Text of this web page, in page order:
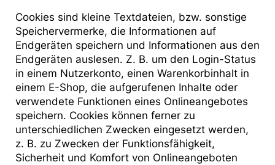
Cookies sind kleine Textdateien, bzw. sonstige
Speichervermerke, die Informationen auf
Endgeräten speichern und Informationen aus den
Endgeräten auslesen. Z. B. um den Login-Status
in einem Nutzerkonto, einen Warenkorbinhalt in
einem E-Shop, die aufgerufenen Inhalte oder
verwendete Funktionen eines Onlineangebotes
speichern. Cookies können ferner zu
unterschiedlichen Zwecken eingesetzt werden,
z. B. zu Zwecken der Funktionsfähigkeit,
Sicherheit und Komfort von Onlineangeboten